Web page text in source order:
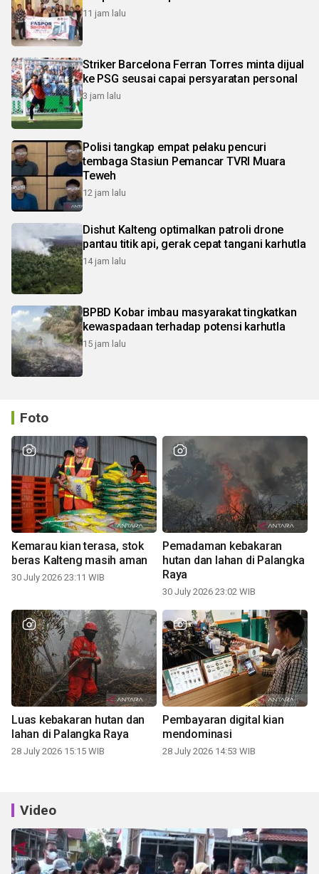
11 jam lalu
Striker Barcelona Ferran Torres minta dijual
ke PSG seusai capai persyaratan personal
3 jam lalu
Polisi tangkap empat pelaku pencuri
tembaga Stasiun Pemancar TVRI Muara
Teweh
12 jam lalu
Dishut Kalteng optimalkan patroli drone
pantau titik api, gerak cepat tangani karhutla
14 jam lalu
BPBD Kobar imbau masyarakat tingkatkan
kewaspadaan terhadap potensi karhutla
15 jam lalu
Foto
Kemarau kian terasa, stok
beras Kalteng masih aman
30 July 2026 23:11 WIB
Pemadaman kebakaran
hutan dan lahan di Palangka
Raya
30 July 2026 23:02 WIB
Luas kebakaran hutan dan
lahan di Palangka Raya
28 July 2026 15:15 WIB
Pembayaran digital kian
mendominasi
28 July 2026 14:53 WIB
Video